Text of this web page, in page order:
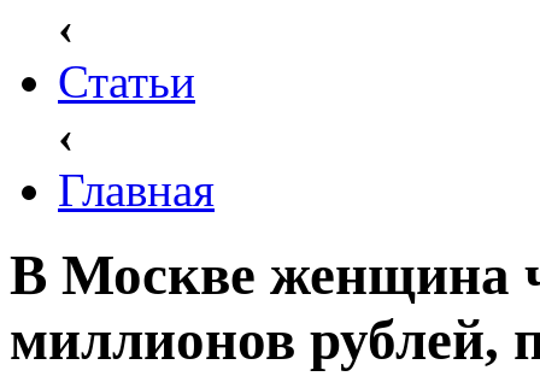
‹
Статьи
‹
Главная
В Москве женщина
миллионов рублей,